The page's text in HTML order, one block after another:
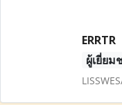
ERRTR
ผู้เยี่ยม